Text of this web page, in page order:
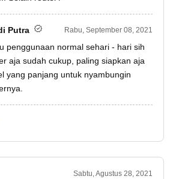
Putra Rabu, September 08, 2021
penggunaan normal sehari - hari sih
aja sudah cukup, paling siapkan aja
yang panjang untuk nyambungin
Sabtu, Agustus 28, 2021